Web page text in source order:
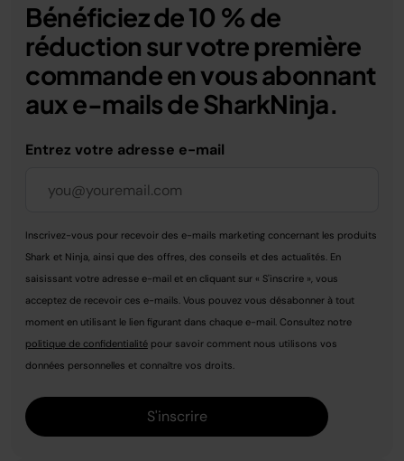
Bénéficiez de 10 % de
réduction sur votre première
commande en vous abonnant
aux e-mails de SharkNinja.
Entrez votre adresse e-mail
Inscrivez-vous pour recevoir des e-mails marketing concernant les produits
Shark et Ninja, ainsi que des offres, des conseils et des actualités. En
saisissant votre adresse e-mail et en cliquant sur « S'inscrire », vous
acceptez de recevoir ces e-mails. Vous pouvez vous désabonner à tout
moment en utilisant le lien figurant dans chaque e-mail. Consultez notre
politique de confidentialité pour savoir comment nous utilisons vos
données personnelles et connaître vos droits.
S'inscrire